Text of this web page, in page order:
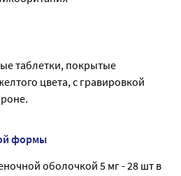
таблетки, покрытые
цвета, с гравировкой
формы
оболочкой 5 мг - 28 шт в